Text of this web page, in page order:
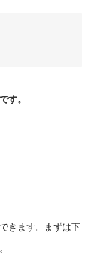
す。
きます。まずは下